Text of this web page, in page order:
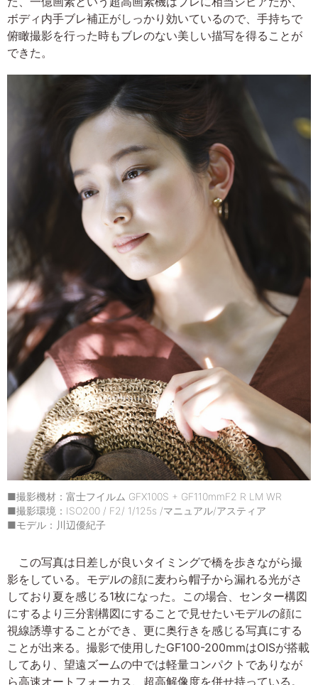
ボディ内手ブレ補正がしっかり効いているので、手持ちで
俯瞰撮影を行った時もブレのない美しい描写を得ることが
できた。
■撮影機材：富士フイルム GFX100S + GF110mmF2 R LM WR
■撮影環境：ISO200 / F2/ 1/125s /マニュアル/アスティア
■モデル：川辺優紀子
この写真は日差しが良いタイミングで橋を歩きながら撮
影をしている。モデルの顔に麦わら帽子から漏れる光がさ
しており夏を感じる1枚になった。この場合、センター構図
にするより三分割構図にすることで見せたいモデルの顔に
視線誘導することができ、更に奥行きを感じる写真にする
ことが出来る。撮影で使用したGF100-200mmはOISが搭載
してあり、望遠ズームの中では軽量コンパクトでありなが
ら高速オートフォーカス、超高解像度を併せ持っている。